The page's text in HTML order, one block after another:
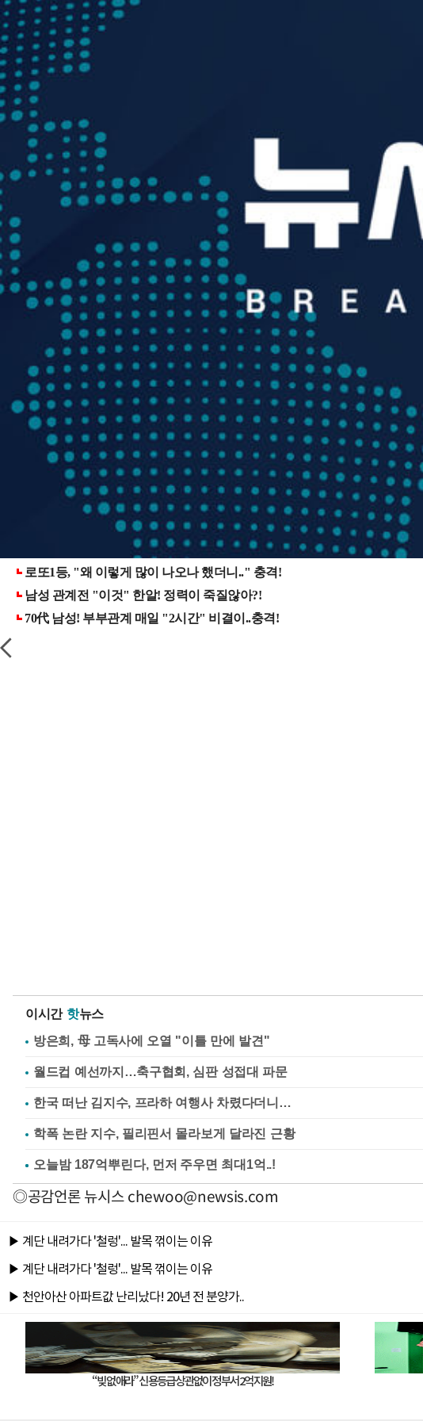
이시간 핫뉴스
방은희, 母 고독사에 오열 "이틀 만에 발견"
월드컵 예선까지…축구협회, 심판 성접대 파문
한국 떠난 김지수, 프라하 여행사 차렸다더니…
학폭 논란 지수, 필리핀서 몰라보게 달라진 근황
◎공감언론 뉴시스chewoo@newsis.com